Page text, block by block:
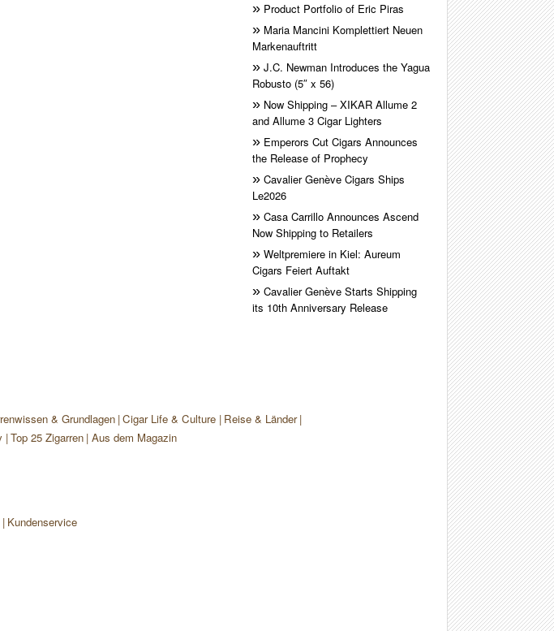
Product Portfolio of Eric Piras
Maria Mancini Komplettiert Neuen
Markenauftritt
J.C. Newman Introduces the Yagua
Robusto (5″ x 56)
Now Shipping – XIKAR Allume 2
and Allume 3 Cigar Lighters
Emperors Cut Cigars Announces
the Release of Prophecy
Cavalier Genève Cigars Ships
Le2026
Casa Carrillo Announces Ascend
Now Shipping to Retailers
Weltpremiere in Kiel: Aureum
Cigars Feiert Auftakt
Cavalier Genève Starts Shipping
its 10th Anniversary Release
& Grundlagen Cigar Life & Culture Reise & Länder
Top 25 Zigarren Aus dem Magazin
Kundenservice